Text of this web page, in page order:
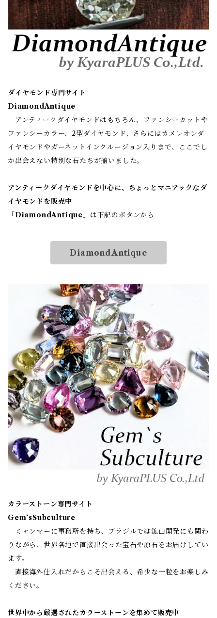
ダイヤモンド専門サイト
DiamondAntique
アンティークダイヤモンドはもちろん、ファンシーカットや
ファンシーカラー、2型ダイヤモンド、さらにはカメレオンダ
イヤモンドやガーネットインクルージョン入りまで、ここでし
か出会えない特別な石たちが揃いました。
アンティークダイヤモンドを中心に、ちょっとマニアックなダ
イヤモンドを販売中
「DiamondAntique 」は下記のボタンから
DiamondAntique
カラーストーン専門サイト
Gem‘sSubculture
ミャンマーに事務所を持ち、ブラジルでは鉱山開発にも関わ
りながら、世界各地で直接出会った宝石や原石をお届けしてい
ます。
直接海外仕入れだからこそ出会える、希少な一粒をお楽しみ
ください。
世界中から厳選されたカラーストーンを集めて販売中